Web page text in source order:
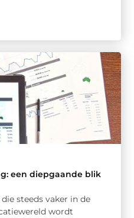
een diepgaande blik
steeds vaker in de
wordt